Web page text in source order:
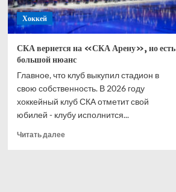
Хоккей
СКА вернется на «СКА Арену», но есть
большой нюанс
Главное, что клуб выкупил стадион в
свою собственность. В 2026 году
хоккейный клуб СКА отметит свой
юбилей - клубу исполнится...
Читать далееПрочитать